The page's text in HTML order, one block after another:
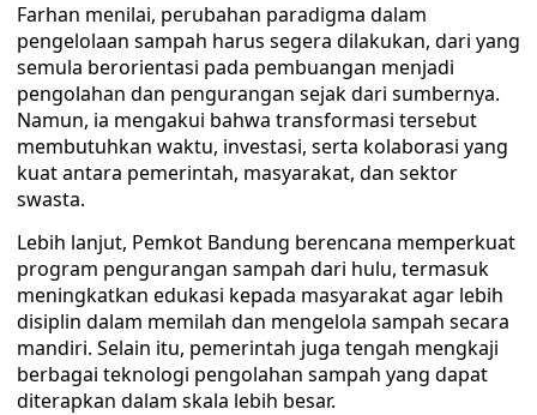
Farhan menilai, perubahan paradigma dalam
pengelolaan sampah harus segera dilakukan, dari yang
semula berorientasi pada pembuangan menjadi
pengolahan dan pengurangan sejak dari sumbernya.
Namun, ia mengakui bahwa transformasi tersebut
membutuhkan waktu, investasi, serta kolaborasi yang
kuat antara pemerintah, masyarakat, dan sektor
swasta.
Lebih lanjut, Pemkot Bandung berencana memperkuat
program pengurangan sampah dari hulu, termasuk
meningkatkan edukasi kepada masyarakat agar lebih
disiplin dalam memilah dan mengelola sampah secara
mandiri. Selain itu, pemerintah juga tengah mengkaji
berbagai teknologi pengolahan sampah yang dapat
diterapkan dalam skala lebih besar.